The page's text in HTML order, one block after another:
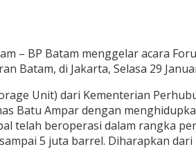
– BP Batam menggelar acara
Batam, di Jakarta, Selasa 29
Unit) dari Kementerian
Batu Ampar dengan
telah beroperasi dalam rangka
5 juta barrel. Diharapkan